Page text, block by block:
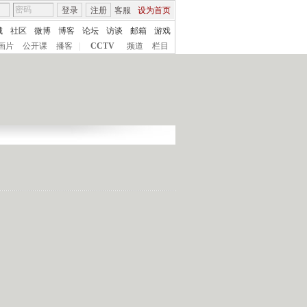
客服 设为首页
登录 注册
社区 微博 博客 论坛 访谈 邮箱
游戏
片
公开课 播客 CCTV 频道 栏目